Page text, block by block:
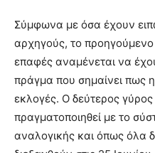
Σύμφωνα με όσα έχουν
αρχηγούς, το προηγούμενο
επαφές αναμένεται να
πράγμα που σημαίνει πως
εκλογές. Ο δεύτερος
πραγματοποιηθεί με το
αναλογικής και όπως όλα